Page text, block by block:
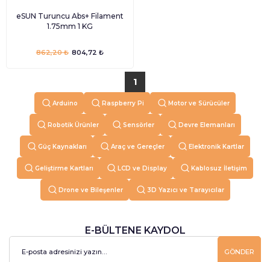
eSUN Turuncu Abs+ Filament
1.75mm 1 KG
804,72 ₺
862,20 ₺
1
Arduino Raspberry Pi Motor ve Sürücüler
Robotik Ürünler Sensörler Devre Elemanları
Güç Kaynakları Araç ve Gereçler Elektronik Kartlar
Geliştirme Kartları LCD ve Display Kablosuz İletişim
Drone ve Bileşenler 3D Yazıcı ve Tarayıcılar
E-BÜLTENE KAYDOL
GÖNDER